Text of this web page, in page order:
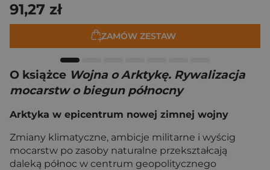
91,27 zł
ZAMÓW ZESTAW
O książce Wojna o Arktykę. Rywalizacja
mocarstw o biegun północny
Arktyka w epicentrum nowej zimnej wojny
Zmiany klimatyczne, ambicje militarne i wyścig
mocarstw po zasoby naturalne przekształcają
daleką północ w centrum geopolitycznego